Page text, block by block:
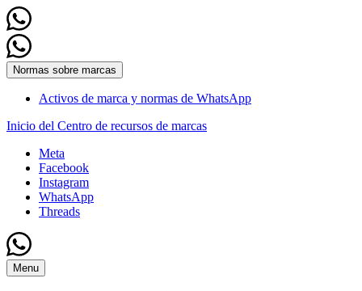
Normas sobre marcas
Activos de marca y normas de WhatsApp
Inicio del Centro de recursos de marcas
Meta
Facebook
Instagram
WhatsApp
Threads
Menu